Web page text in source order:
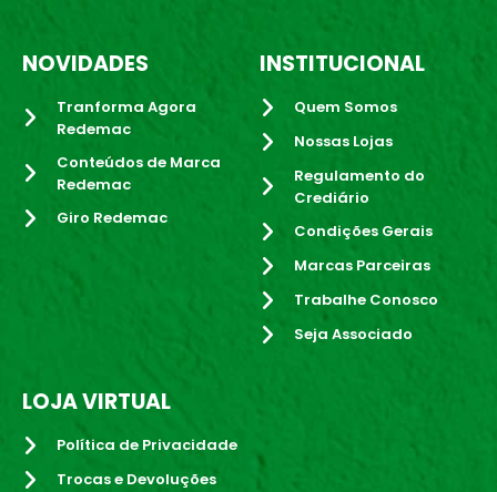
NOVIDADES
Tranforma Agora
Redemac
Conteúdos de Marca
Redemac
Giro Redemac
INSTITUCIONAL
Quem Somos
Nossas Lojas
Regulamento do
Crediário
Condições Gerais
Marcas Parceiras
Trabalhe Conosco
Seja Associado
LOJA VIRTUAL
Política de Privacidade
Trocas e Devoluções